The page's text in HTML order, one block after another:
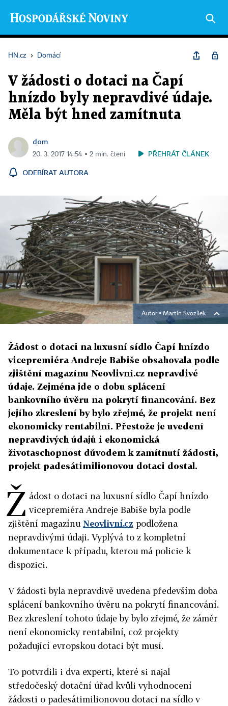
HN.cz › Domácí
V žádosti o dotaci na Čapí
hnízdo byly nepravdivé údaje.
Měla být hned zamítnuta
dom
20. 3. 2017 14:54 ▪ 2 min. čtení PŘEHRÁT ČLÁNEK
ODEBÍRAT AUTORA
Autor ▪ Martin Svozílek
Žádost o dotaci na luxusní sídlo Čapí hnízdo
vicepremiéra Andreje Babiše obsahovala podle
zjištění magazínu Neovlivní.cz nepravdivé
údaje. Zejména jde o dobu splácení
bankovního úvěru na pokrytí financování. Bez
jejího zkreslení by bylo zřejmé, že projekt není
ekonomicky rentabilní. Přestože je uvedení
nepravdivých údajů i ekonomická
životaschopnost důvodem k zamítnutí žádosti,
projekt padesátimilionovou dotaci dostal.
Ž ádost o dotaci na luxusní sídlo Čapí hnízdo
vicepremiéra Andreje Babiše byla podle
zjištění magazínu Neovlivní.cz podložena
nepravdivými údaji. Vyplývá to z kompletní
dokumentace k případu, kterou má policie k
dispozici.
V žádosti byla nepravdivě uvedena především doba
splácení bankovního úvěru na pokrytí financování.
Bez zkreslení tohoto údaje by bylo zřejmé, že záměr
není ekonomicky rentabilní, což projekty
požadující evropskou dotaci být musí.
To potvrdili i dva experti, které si najal
středočeský dotační úřad kvůli vyhodnocení
žádosti o padesátimilionovou dotaci na sídlo v